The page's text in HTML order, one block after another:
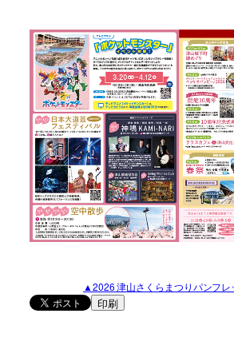
▲2026 津山さくらまつりパンフレ
印刷